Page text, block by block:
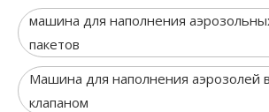
машина для наполнения
пакетов
Машина для наполнения аэрозолей
клапаном